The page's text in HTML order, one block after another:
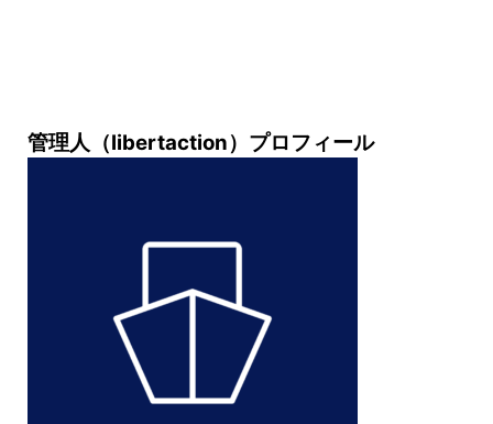
管理人（libertaction）プロフィール